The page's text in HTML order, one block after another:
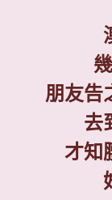
朋友告
去
才知